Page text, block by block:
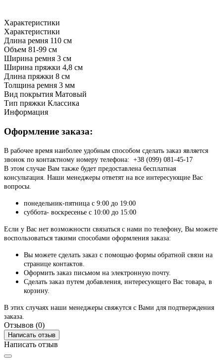
Характеристики
Характеристики
Длина ремня 110 см
Объем 81-99 см
Ширина ремня 3 см
Ширина пряжки 4,8 см
Длина пряжки 8 см
Толщина ремня 3 мм
Вид покрытия Матовый
Тип пряжки Классика
Информация
Оформление заказа:
В рабочее время наиболее удобным способом сделать заказ является
звонок по контактному номеру телефона: +38 (099) 081-45-17
В этом случае Вам также будет предоставлена бесплатная
консультация. Наши менеджеры ответят на все интересующие Вас
вопросы.
понедельник-пятница с 9:00 до 19:00
суббота- воскресенье с 10:00 до 15:00
Если у Вас нет возможности связаться с нами по телефону, Вы можете
воспользоваться такими способами оформления заказа:
Вы можете сделать заказ с помощью формы обратной связи на
странице контактов.
Оформить заказ письмом на электронную почту.
Сделать заказ путем добавления, интересующего Вас товара, в
корзину.
В этих случаях наши менеджеры свяжутся с Вами для подтверждения
заказа.
Отзывов (0)
Написать отзыв
Написать отзыв